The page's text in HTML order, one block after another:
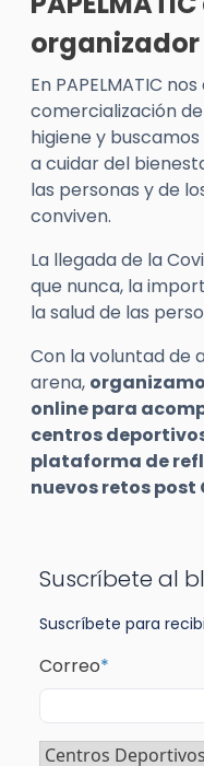
organizador
En PAPELMATIC
comercialización
higiene y
a cuidar del
las personas y de
conviven.
La llegada de la
que nunca, la
la salud de las
Con la voluntad de
arena,
online para
centros
plataforma de
nuevos retos post
Suscríbete al
Suscríbete para
Correo*
Sector*